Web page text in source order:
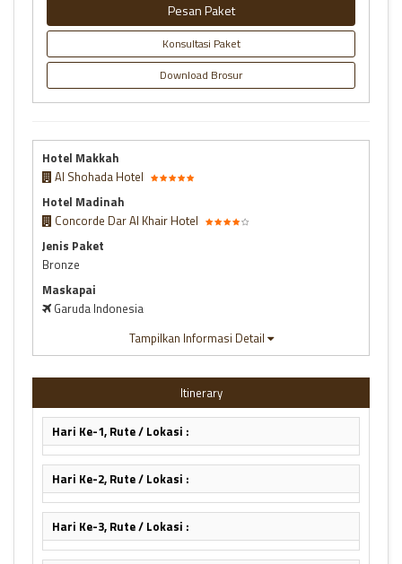
Pesan Paket
Konsultasi Paket
Download Brosur
Hotel Makkah
Al Shohada Hotel
Hotel Madinah
Concorde Dar Al Khair Hotel
Jenis Paket
Bronze
Maskapai
Garuda Indonesia
Tampilkan Informasi Detail
Itinerary
Hari Ke-1, Rute / Lokasi :
Hari Ke-2, Rute / Lokasi :
Hari Ke-3, Rute / Lokasi :